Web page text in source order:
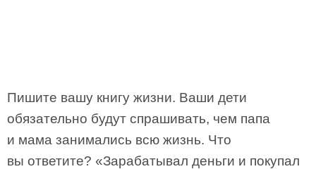
Пишите вашу книгу жизни. Ваши дети
обязательно будут спрашивать, чем папа
и мама занимались всю жизнь. Что
вы ответите? «Зарабатывал деньги и покупал